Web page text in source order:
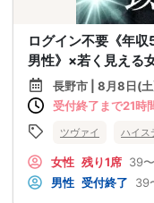
ログイン不要《年
男性》×若く見える
長野市 | 8月8日(
受付終了まで21時
ツヴァイ ハイス
女性 残り1席 39
男性 受付終了 39